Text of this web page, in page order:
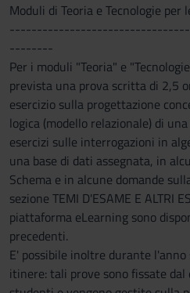
Moduli di Teoria e Tecnologie per
--------
Per i moduli "Teoria" e
prevista una prova scritta di 2,5
esercizio sulla progettazione
logica (modello relazionale) di
esercizi sulle interrogazioni in
una base di dati assegnata, in
Schema e in alcune domande
sezione TEMI D'ESAME E ALTRI
piattaforma eLearning sono
precedenti.
E' possibile inoltre durante
itinere: tali prove sono fissate dal